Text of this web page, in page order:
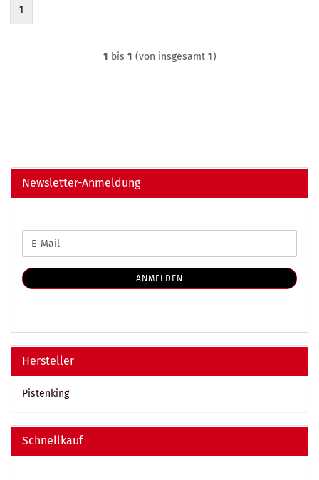
1
1 bis 1 (von insgesamt 1)
Newsletter-Anmeldung
ZUR
ANMELDUNG
E-
Mail
ANMELDEN
Hersteller
Pistenking
Schnellkauf